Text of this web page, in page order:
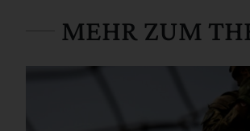
MEHR ZUM